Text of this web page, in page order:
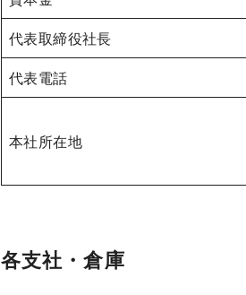
代表取締役社長
代表電話
本社所在地
各支社・倉庫